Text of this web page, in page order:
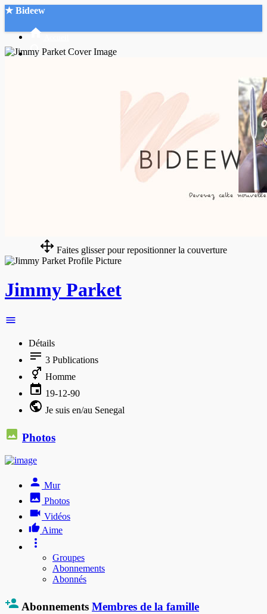
★ Bideew
Faites glisser pour repositionner la couverture
Jimmy Parket
Détails
3 Publications
Homme
19-12-90
Je suis en/au Senegal
Photos
Mur
Photos
Vidéos
Aime
Groupes
Abonnements
Abonnés
Abonnements Membres de la famille